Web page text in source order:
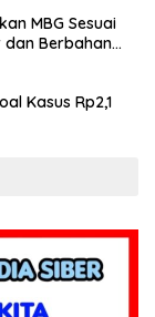
MBG Sesuai
dan Berbahan
Kasus Rp2,1